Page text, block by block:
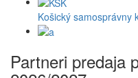
Košický samosprávny
Partneri predaja